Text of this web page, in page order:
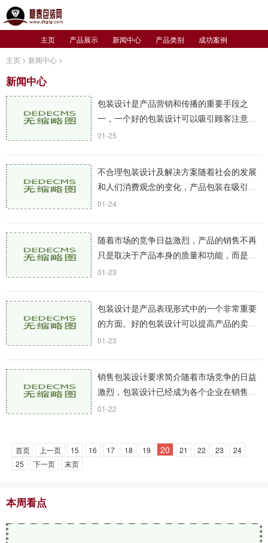
主页 产品展示 新闻中心 产品类别
成功案例
主页 > 新闻中心 >
新闻中心
包装设计是产品营销和传播的重要手段之
一，一个好的包装设计可以吸引顾客注意，
提升产品的美感和品质感，提高品牌知名度
01-25
不合理包装设计及解决方案随着社会的发展
和人们消费观念的变化，产品包装在吸引消
费者、提高产品附加值等方面起着越来越重
01-24
随着市场的竞争日益激烈，产品的销售不再
只是取决于产品本身的质量和功能，而是更
加注重产品的包装设计。好的包装设计不仅
01-23
包装设计是产品表现形式中的一个非常重要
的方面。好的包装设计可以提高产品的卖点
和竞争力。一件产品的成功与否，除了产品
01-23
销售包装设计要求简介随着市场竞争的日益
激烈，包装设计已经成为各个企业在销售和
营销过程中不可或缺的重要环节之一。在市
01-22
首页 上一页 15 16 17 18 19 20 21 22 23
24
25
下一页 末页
本周看点